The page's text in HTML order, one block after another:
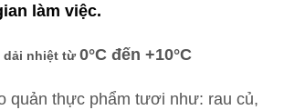
làm việc.
dải nhiệt từ0°C đến +10°C
quản thực phẩm tươi như: rau củ,